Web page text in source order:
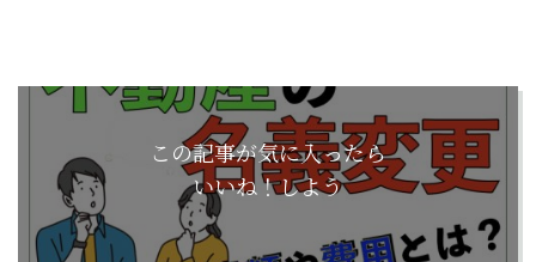
この記事が気に入ったら
いいね！しよう